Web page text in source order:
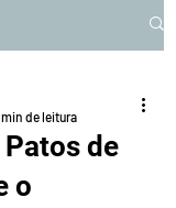
de
o
de leitura